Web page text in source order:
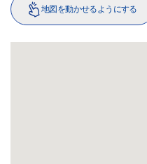
地図を動かせるようにする